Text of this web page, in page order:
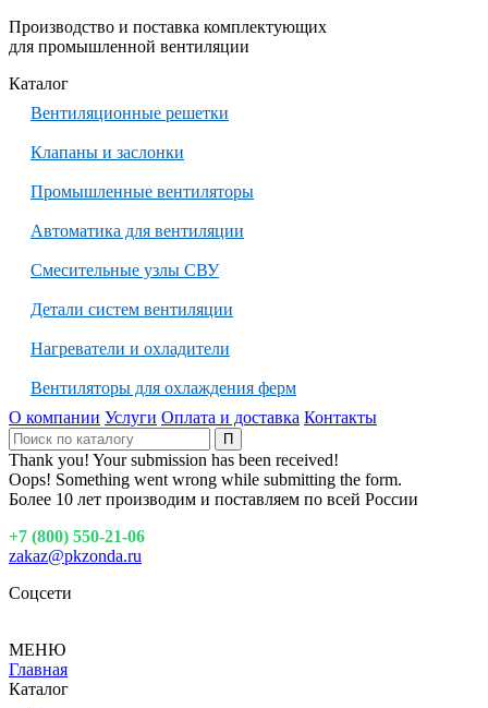
Производство и поставка комплектующих
для промышленной вентиляции
Каталог
Вентиляционные решетки
Клапаны и заслонки
Промышленные вентиляторы
Автоматика для вентиляции
Смесительные узлы СВУ
Детали систем вентиляции
Нагреватели и охладители
Вентиляторы для охлаждения ферм
О компании Услуги Оплата и доставка Контакты
Thank you! Your submission has been received!
Oops! Something went wrong while submitting the form.
Более 10 лет производим и поставляем по всей России
+7 (800) 550-21-06
zakaz@pkzonda.ru
Соцсети
МЕНЮ
Главная
Каталог